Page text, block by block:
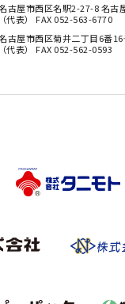
古屋市西区名駅2-27-8 名古
代表） FAX 052-563-6770
古屋市西区菊井二丁目6番
代表） FAX 052-562-0593